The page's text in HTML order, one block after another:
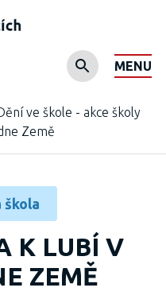
MENU
ve škole - akce školy
Země
škola
K LUBÍ V
ZEMĚ